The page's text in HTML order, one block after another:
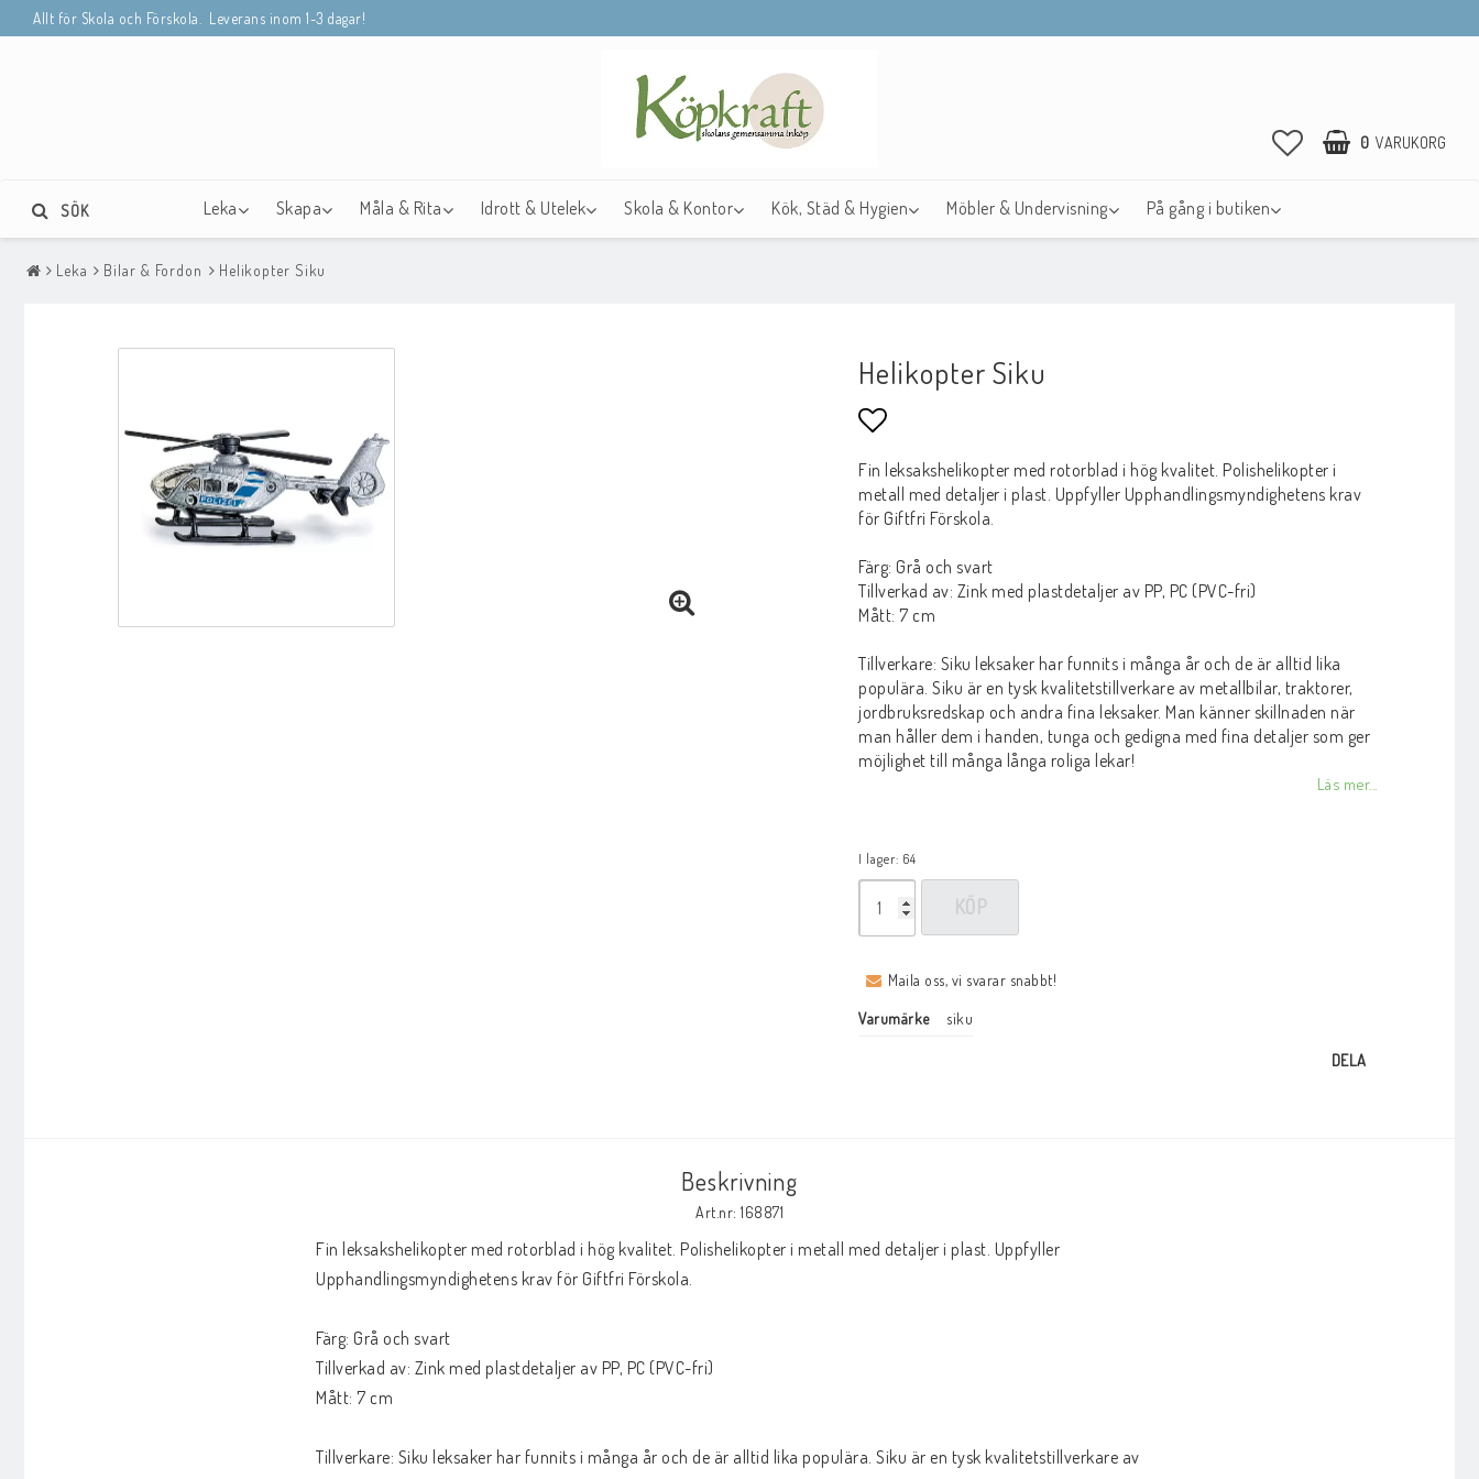
Allt för Skola och Förskola. Leverans inom 1-3 dagar!
0 VARUKORG
Leka Skapa Måla & Rita Idrott & Utelek Skola & Kontor Kök, Städ & Hygien Möbler & Undervisning På gång i butiken
SÖK
Leka Bilar & Fordon Helikopter Siku
Helikopter Siku
Lägg till i favoritlistan
Fin leksakshelikopter med rotorblad i hög kvalitet. Polishelikopter i
metall med detaljer i plast. Uppfyller Upphandlingsmyndighetens krav
för Giftfri Förskola.
Färg: Grå och svart
Tillverkad av: Zink med plastdetaljer av PP, PC (PVC-fri)
Mått: 7 cm
Tillverkare: Siku leksaker har funnits i många år och de är alltid lika
populära. Siku är en tysk kvalitetstillverkare av metallbilar, traktorer,
jordbruksredskap och andra fina leksaker. Man känner skillnaden när
man håller dem i handen, tunga och gedigna med fina detaljer som ger
möjlighet till många långa roliga lekar!
Läs mer...
I lager: 64
KÖP
Maila oss, vi svarar snabbt!
Varumärke siku
DELA
Beskrivning
Art.nr: 168871
Fin leksakshelikopter med rotorblad i hög kvalitet. Polishelikopter i metall med detaljer i plast. Uppfyller
Upphandlingsmyndighetens krav för Giftfri Förskola.
Färg: Grå och svart
Tillverkad av: Zink med plastdetaljer av PP, PC (PVC-fri)
Mått: 7 cm
Tillverkare: Siku leksaker har funnits i många år och de är alltid lika populära. Siku är en tysk kvalitetstillverkare av